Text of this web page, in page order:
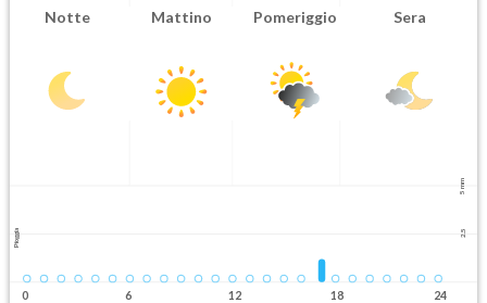
Notte Mattino Pomeriggio Sera
5 mm
2.5
Pioggia
0 6 12 18 24